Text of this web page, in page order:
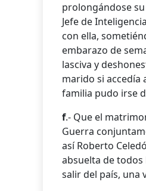
prolongándose
Jefe de
con ella,
embarazo de
lasciva y
marido si accedía
familia pudo irse
f.- Que el
Guerra
así Roberto
absuelta de
salir del país, una